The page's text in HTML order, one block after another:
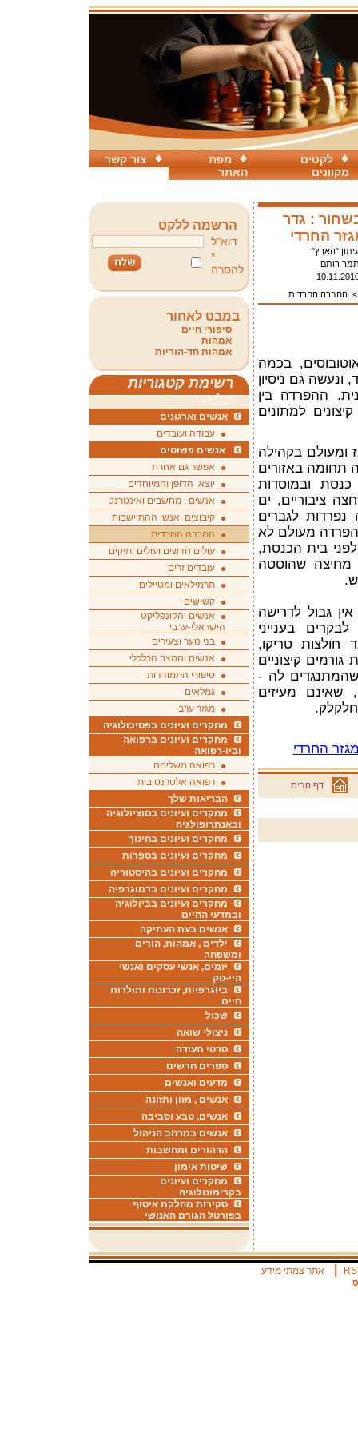
צור קשר
מפת
האתר
לקטים
מקוונים
: גדר
החרדי
"הארץ"
רותם
החברה החרדית
בכמה
ונעשה גם ניסיון
ההפרדה בין
למתונים
ומעולם בקהילה
תחומה באזורים
ובמוסדות
ציבוריים, ים
נפרדות לגברים
מעולם לא
בית הכנסת,
מחיצה שהוסטה
גבול לדרישה
בענייני
טריקו,
קיצוניים
לה -
שאינם מעיזים
חלקלק.
החרדי
דף הבית
הרשמה ללקט
דוא"ל
*
להסרה
במבט לאחור
סיפורי חיים
אמהות
אמהות חד-הוריות
רשימת קטגוריות
מלאה
אנשים וארגונים
עבודה ועובדים
אנשים פשוטים
אפשר גם אחרת
יוצאי הדופן והמיוחדים
אנשים , מחשבים ואינטרנט
קיבוצים ואנשי ההתיישבות
החברה החרדית
עולים חדשים ועולים ותיקים
עובדים זרים
תרמילאים ומטיילים
קשישים
אנשים והקונפליקט
הישראלי-ערבי
בני נוער וצעירים
אנשים והמצב הכלכלי
סיפורי התמודדות
גמלאים
מגזר ערבי
מחקרים ועיונים בפסיכולוגיה
מחקרים ועיונים ברפואה
וביו-רפואה
רפואה משלימה
רפואה אלטרנטיבית
הבריאות שלך
מחקרים ועיונים בסוציולוגיה
ובאנתרופולגיה
מחקרים ועיונים בחינוך
מחקרים ועיונים בספרות
מחקרים ועיונים בהיסטוריה
מחקרים ועיונים בדמוגרפיה
מחקרים ועיונים בביולוגיה
ובמדעי החיים
אנשים בעת העתיקה
ילדים , אמהות, הורים
ומשפחה
יזמים, אנשי עסקים ואנשי
היי-טק
ביוגרפיות, זכרונות ותולדות
חיים
שכול
ניצולי שואה
סרטי תעודה
ספרים חדשים
מדעים ואנשים
אנשים , מזון ותזונה
אנשים, טבע וסביבה
אנשים במרחב הניהול
הרהורים ומחשבות
שיטות אימון
מחקרים ועיונים
בקרימונולוגיה
סקירות מחלקת איסוף
בפורטל הגורם האנושי
אתר צמתי מידע